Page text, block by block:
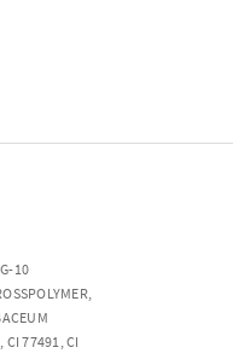
10
CI 77491, CI